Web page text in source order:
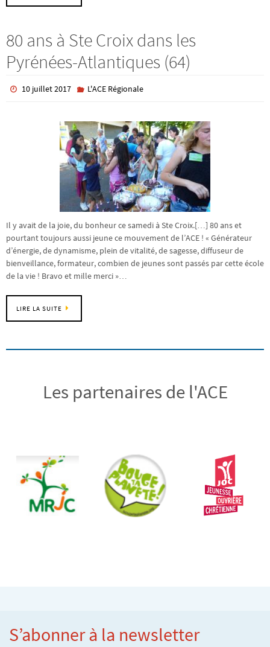
80 ans à Ste Croix dans les
Pyrénées-Atlantiques (64)
10 juillet 2017 L'ACE Régionale
Il y avait de la joie, du bonheur ce samedi à Ste Croix.[…] 80 ans et
pourtant toujours aussi jeune ce mouvement de l’ACE ! « Générateur
d’énergie, de dynamisme, plein de vitalité, de sagesse, diffuseur de
bienveillance, formateur, combien de jeunes sont passés par cette école
de la vie ! Bravo et mille merci »…
LIRE LA SUITE
Les partenaires de l'ACE
S’abonner à la newsletter